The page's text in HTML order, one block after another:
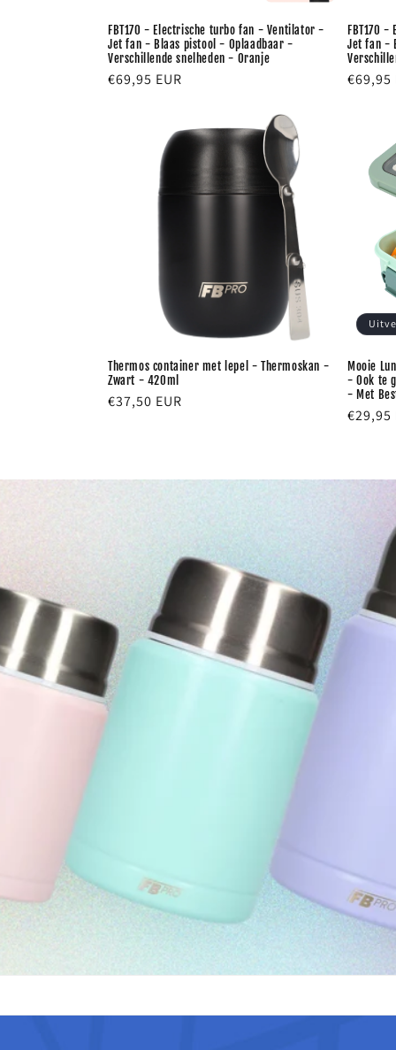
FBT170 - Electrische turbo fan - Ventilator -
Jet fan - Blaas pistool - Oplaadbaar -
Verschillende snelheden - Oranje
Normale
€69,95 EUR
FBT170
Jet fan -
€69,95
Thermos container met lepel - Thermoskan -
Zwart - 420ml
Normale
€37,50 EUR
Mooie
- Ook te
- Met
€29,95